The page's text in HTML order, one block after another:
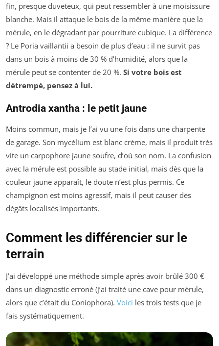
fin, presque duveteux, qui peut ressembler à une moisissure
blanche. Mais il attaque le bois de la même manière que la
mérule, en le dégradant par pourriture cubique. La différence
? Le Poria vaillantii a besoin de plus d’eau : il ne survit pas
dans un bois à moins de 30 % d’humidité, alors que la
mérule peut se contenter de 20 %. Si votre bois est
détrempé, pensez à lui.
Antrodia xantha : le petit jaune
Moins commun, mais je l’ai vu une fois dans une charpente
de garage. Son mycélium est blanc crème, mais il produit très
vite un carpophore jaune soufre, d’où son nom. La confusion
avec la mérule est possible au stade initial, mais dès que la
couleur jaune apparaît, le doute n’est plus permis. Ce
champignon est moins agressif, mais il peut causer des
dégâts localisés importants.
Comment les différencier sur le
terrain
J’ai développé une méthode simple après avoir brûlé 300 €
dans un diagnostic erroné (j’ai traité une cave pour mérule,
alors que c’était du Coniophora). Voici les trois tests que je
fais systématiquement.